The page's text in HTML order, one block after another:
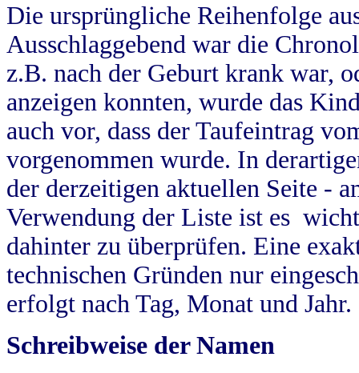
Die ursprüngliche Reihenfolge
Ausschlaggebend war die
z.B. nach der Geburt krank war,
anzeigen konnten, wurde das
auch vor, dass der Taufeintrag
vorgenommen wurde. In
der derzeitigen aktuellen Seite -
Verwendung der Liste ist es
dahinter zu überprüfen. Eine
technischen Gründen nur
erfolgt nach Tag, Monat und Jahr.
Schreibweise der Namen